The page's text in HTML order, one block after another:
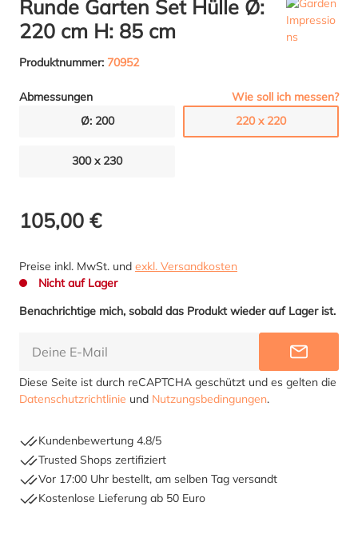
Runde Garten Set Hülle Ø:
220 cm H: 85 cm
Produktnummer: 70952
Abmessungen
Wie soll ich messen?
Ø: 200
220 x 220
300 x 230
105,00 €
Preise inkl. MwSt. und exkl. Versandkosten
Nicht auf Lager
Benachrichtige mich, sobald das Produkt wieder auf Lager ist.
Diese Seite ist durch reCAPTCHA geschützt und es gelten die
Datenschutzrichtlinie und Nutzungsbedingungen.
Kundenbewertung 4.8/5
Trusted Shops zertifiziert
Vor 17:00 Uhr bestellt, am selben Tag versandt
Kostenlose Lieferung ab 50 Euro